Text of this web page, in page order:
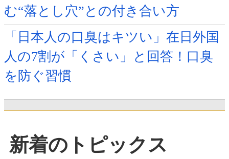
む“落とし穴”との付き合い方
「日本人の口臭はキツい」在日外国
人の7割が「くさい」と回答！口臭
を防ぐ習慣
新着のトピックス